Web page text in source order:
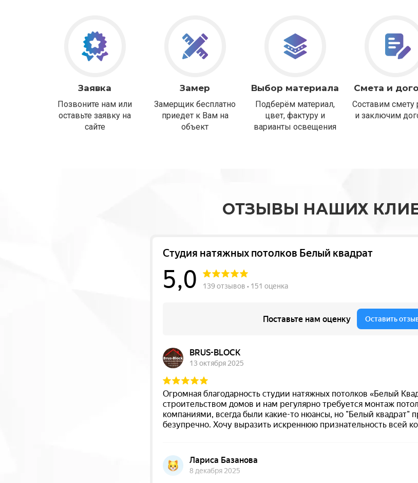
Заявка
Позвоните нам или
оставьте заявку на
сайте
Замер
Замерщик бесплатно
приедет к Вам на
объект
Выбор материала
Подберём материал,
цвет, фактуру и
варианты освещения
Смета и
Составим смету
и заключим
ОТЗЫВЫ НАШИХ